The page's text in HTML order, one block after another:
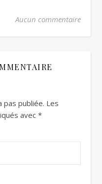
Aucun commentaire
pas publiée. Les
avec *